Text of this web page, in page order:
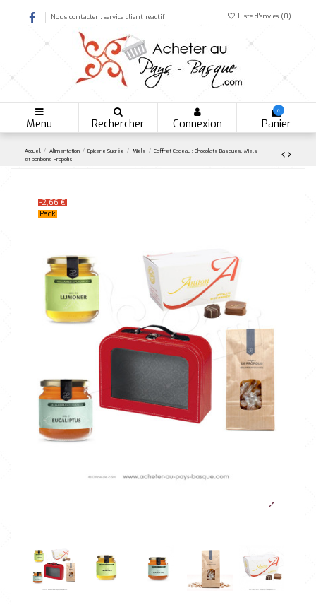
Nous contacter : service client réactif Liste d'envies (0)
Menu Rechercher Connexion
0
Panier
Accueil Alimentation Épicerie Sucrée Miels
Coffret Cadeau : Chocolats Basques, Miels
et bonbons Propolis
-2,66 €
Pack